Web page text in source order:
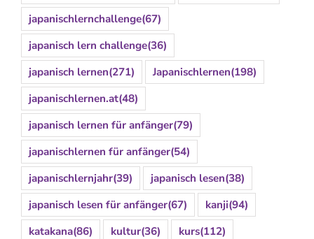
japanischlernchallenge(67)
japanisch lern challenge(36)
japanisch lernen(271) Japanischlernen(198)
japanischlernen.at(48)
japanisch lernen für anfänger(79)
japanischlernen für anfänger(54)
japanischlernjahr(39) japanisch lesen(38)
japanisch lesen für anfänger(67) kanji(94)
katakana(86) kultur(36) kurs(112)